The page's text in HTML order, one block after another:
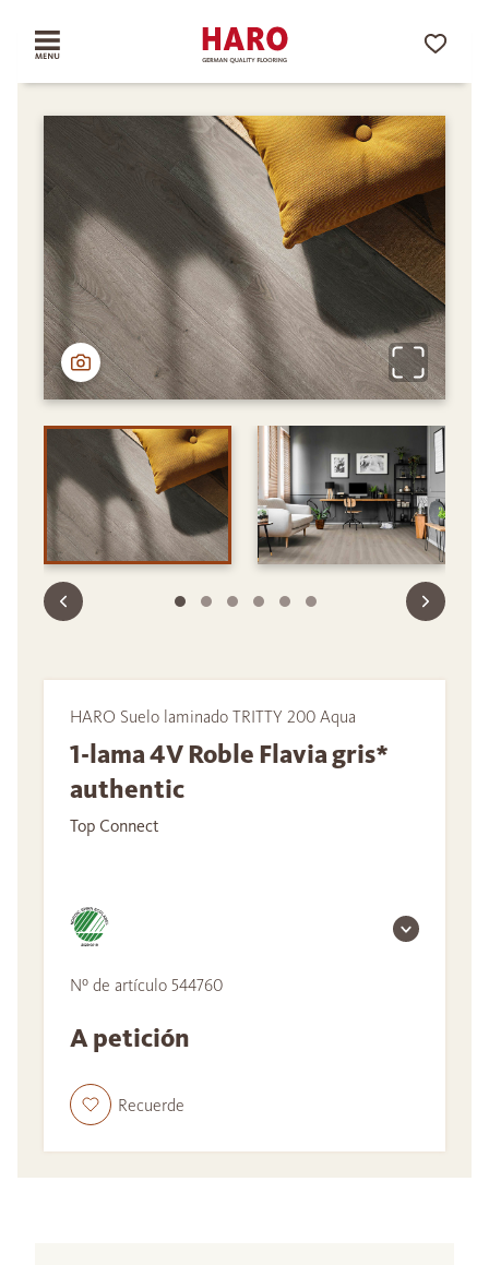
HARO Suelo laminado TRITTY 200 Aqua
1-lama 4V Roble Flavia gris*
authentic
Top Connect
Nº de artículo 544760
A petición
Recuerde